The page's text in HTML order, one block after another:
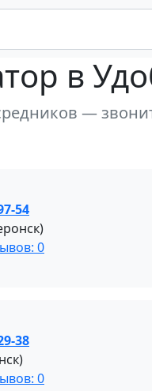
в
—
54
0
38
0